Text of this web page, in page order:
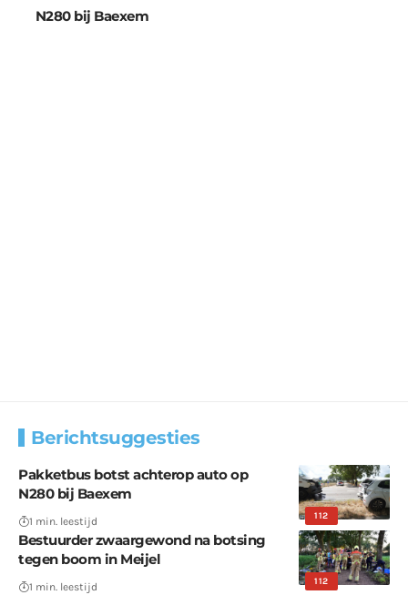
N280 bij Baexem
Berichtsuggesties
112
Pakketbus botst achterop auto op
N280 bij Baexem
1 min. leestijd
112
Bestuurder zwaargewond na botsing
tegen boom in Meijel
1 min. leestijd